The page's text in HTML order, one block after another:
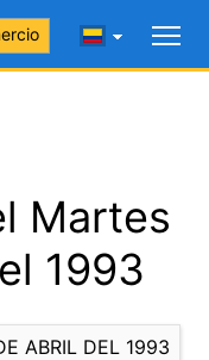
Martes
1993
ABRIL DEL 1993